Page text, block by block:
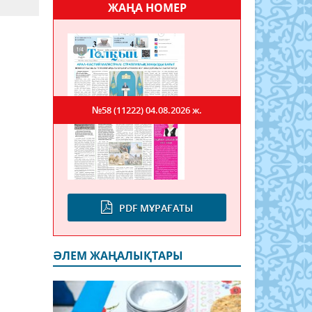
ЖАҢА НОМЕР
PDF МҰРАҒАТЫ
№58 (11222)04.08.2026 ж.
ӘЛЕМ ЖАҢАЛЫҚТАРЫ